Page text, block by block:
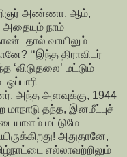
அண்ணா, ஆம்,
நாம்
வாயிலும்
‘‘இந்த திராவிடர்
மட்டும்
அந்த அளவுக்கு, 1944
தந்த, இனமீட்புச்
மட்டுமே
அதுதானே,
எல்லாவற்றிலும்